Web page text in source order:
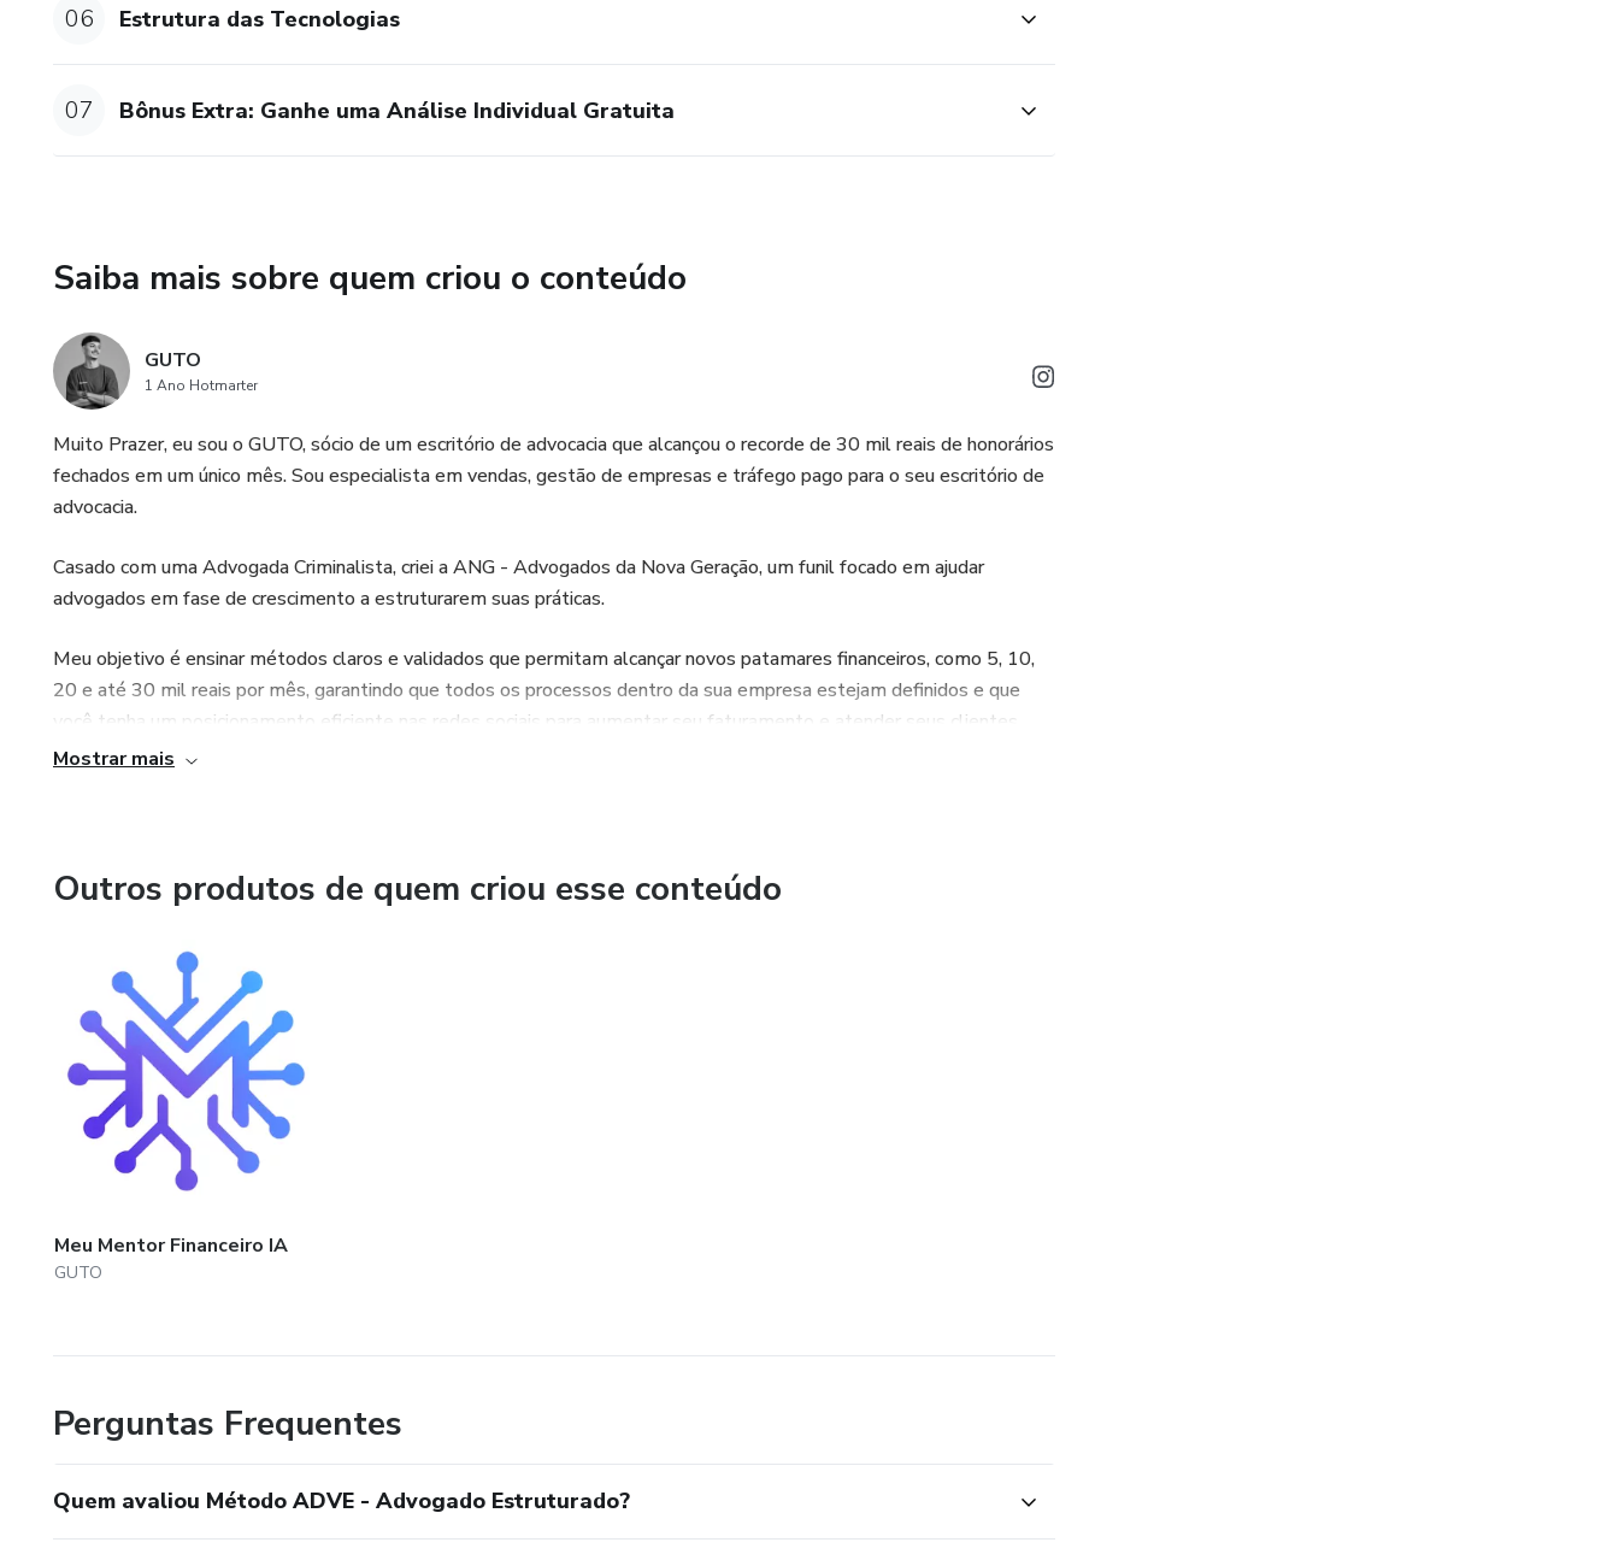
06 Estrutura das Tecnologias
07 Bônus Extra: Ganhe uma Análise Individual Gratuita
Saiba mais sobre quem criou o conteúdo
GUTO
1 Ano Hotmarter
Muito Prazer, eu sou o GUTO, sócio de um escritório de advocacia que alcançou o recorde de 30 mil reais de honorários
fechados em um único mês. Sou especialista em vendas, gestão de empresas e tráfego pago para o seu escritório de
advocacia.
Casado com uma Advogada Criminalista, criei a ANG - Advogados da Nova Geração, um funil focado em ajudar
advogados em fase de crescimento a estruturarem suas práticas.
Meu objetivo é ensinar métodos claros e validados que permitam alcançar novos patamares financeiros, como 5, 10,
20 e até 30 mil reais por mês, garantindo que todos os processos dentro da sua empresa estejam definidos e que
você tenha um posicionamento eficiente nas redes sociais para aumentar seu faturamento e atender seus clientes
com previsibilidade.
Mostrar mais
Outros produtos de quem criou esse conteúdo
Meu Mentor Financeiro IA
GUTO
Perguntas Frequentes
Quem avaliou Método ADVE - Advogado Estruturado?